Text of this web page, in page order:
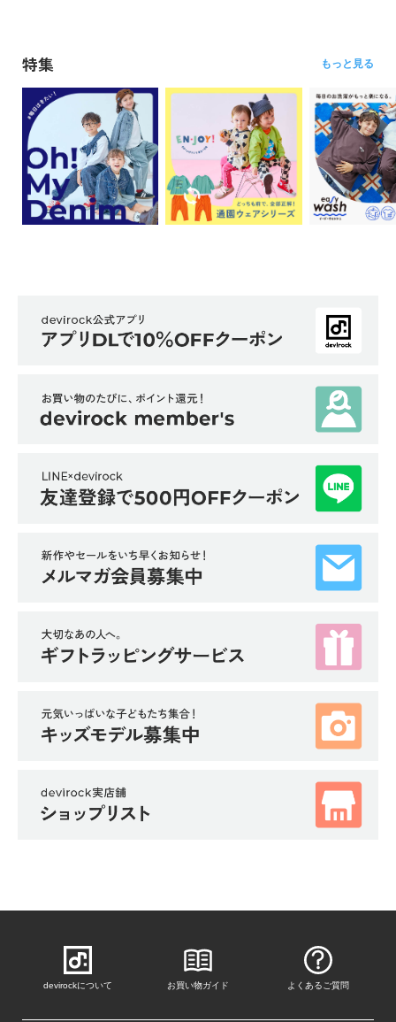
特集 もっと見る
devirockについて お買い物ガイド よくあるご質問